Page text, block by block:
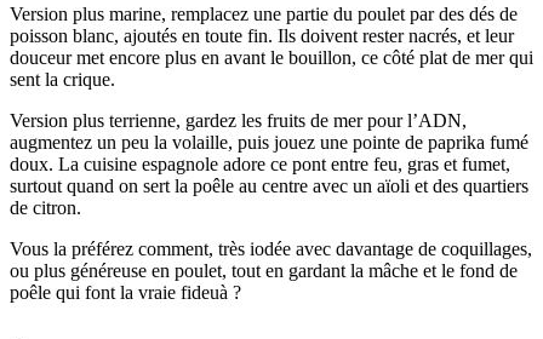
Version plus marine, remplacez une partie du poulet par des dés de
poisson blanc, ajoutés en toute fin. Ils doivent rester nacrés, et leur
douceur met encore plus en avant le bouillon, ce côté plat de mer qui
sent la crique.
Version plus terrienne, gardez les fruits de mer pour l’ADN,
augmentez un peu la volaille, puis jouez une pointe de paprika fumé
doux. La cuisine espagnole adore ce pont entre feu, gras et fumet,
surtout quand on sert la poêle au centre avec un aïoli et des quartiers
de citron.
Vous la préférez comment, très iodée avec davantage de coquillages,
ou plus généreuse en poulet, tout en gardant la mâche et le fond de
poêle qui font la vraie fideuà ?